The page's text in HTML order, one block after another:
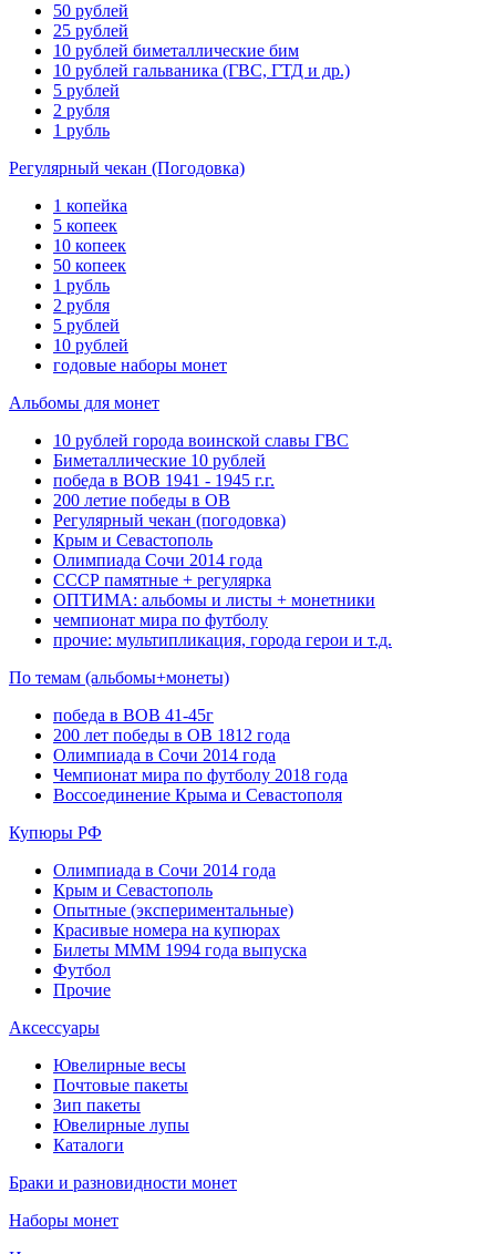
50 рублей
25 рублей
10 рублей биметаллические бим
10 рублей гальваника (ГВС, ГТД и др.)
5 рублей
2 рубля
1 рубль
Регулярный чекан (Погодовка)
1 копейка
5 копеек
10 копеек
50 копеек
1 рубль
2 рубля
5 рублей
10 рублей
годовые наборы монет
Альбомы для монет
10 рублей города воинской славы ГВС
Биметаллические 10 рублей
победа в ВОВ 1941 - 1945 г.г.
200 летие победы в ОВ
Регулярный чекан (погодовка)
Крым и Севастополь
Олимпиада Сочи 2014 года
СССР памятные + регулярка
ОПТИМА: альбомы и листы + монетники
чемпионат мира по футболу
прочие: мультипликация, города герои и т.д.
По темам (альбомы+монеты)
победа в ВОВ 41-45г
200 лет победы в ОВ 1812 года
Олимпиада в Сочи 2014 года
Чемпионат мира по футболу 2018 года
Воссоединение Крыма и Севастополя
Купюры РФ
Олимпиада в Сочи 2014 года
Крым и Севастополь
Опытные (экспериментальные)
Красивые номера на купюрах
Билеты МММ 1994 года выпуска
Футбол
Прочие
Аксессуары
Ювелирные весы
Почтовые пакеты
Зип пакеты
Ювелирные лупы
Каталоги
Браки и разновидности монет
Наборы монет